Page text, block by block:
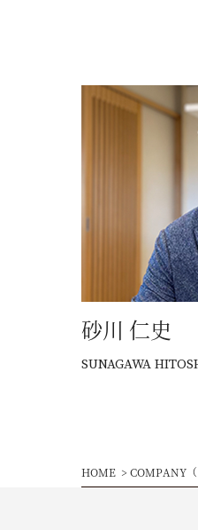
砂川 仁史
SUNAGAWA
HOME COMPANY（